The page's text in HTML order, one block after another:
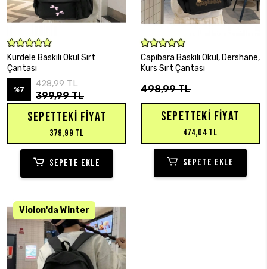
SEPETE EKLE
Kurdele Baskılı Okul Sırt
Çantası
%7
428,99 TL
399,99 TL
SEPETTEKI FIYAT
379,99 TL
SEPETE EKLE
SEPETE EKLE
Capibara Baskılı Okul, Dershane,
Kurs Sırt Çantası
498,99 TL
SEPETTEKI FIYAT
474,04 TL
SEPETE EKLE